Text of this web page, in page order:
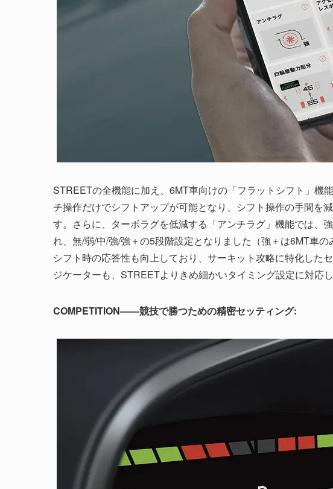
STREETの全機能に加え、6MT車向けの「フラットシフト」機
チ操作だけでシフトアップが可能となり、シフト操作の手間を
す。さらに、ターボラグを低減する「アンチラグ」機能では、
れ、無/弱/中/強/強＋の5段階設定となりました（強＋は6MT車
シフト時の応答性も向上しており、サーキット攻略に特化した
ジケーターも、STREETよりきめ細かいタイミング設定に対応
COMPETITION——競技で勝つための精密セッティング: